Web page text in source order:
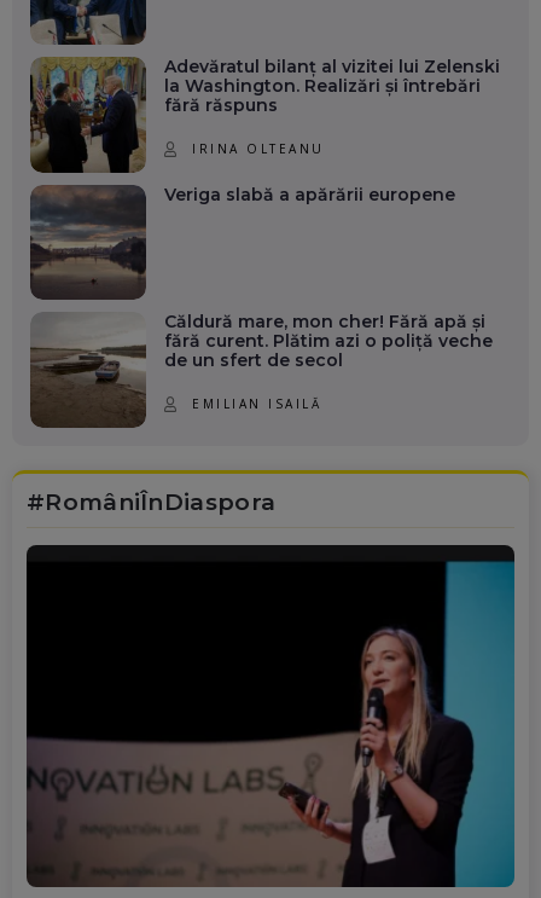
Adevăratul bilanț al vizitei lui Zelenski
la Washington. Realizări și întrebări
fără răspuns
IRINA OLTEANU
Veriga slabă a apărării europene
Căldură mare, mon cher! Fără apă și
fără curent. Plătim azi o poliță veche
de un sfert de secol
EMILIAN ISAILĂ
#RomâniÎnDiaspora